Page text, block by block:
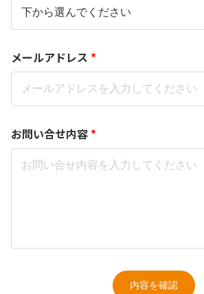
メールアドレス *
お問い合せ内容 *
内容を確認